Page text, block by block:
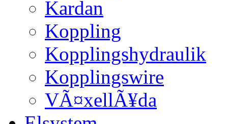
Kardan
Koppling
Kopplingshydraulik
Kopplingswire
VÃ¤xellÃ¥da